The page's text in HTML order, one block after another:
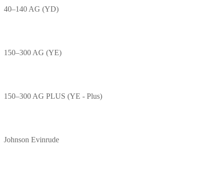
40–140 AG (YD)
150–300 AG (YE)
150–300 AG PLUS (YE - Plus)
Johnson Evinrude